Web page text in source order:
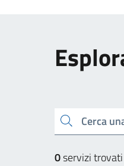
Cerca una parola chiave
0servizi